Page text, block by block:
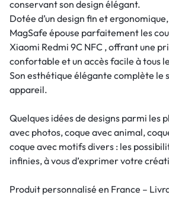
conservant son design élégant.
Dotée d’un design fin et
MagSafe épouse parfaitement les
Xiaomi Redmi 9C NFC , offrant une
confortable et un accès facile à tous
Son esthétique élégante complète le
appareil.
Quelques idées de designs parmi les
avec photos, coque avec animal,
coque avec motifs divers : les
infinies, à vous d’exprimer votre
Produit personnalisé en France –